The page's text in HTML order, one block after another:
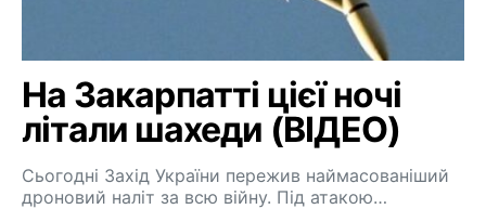
На Закарпатті цієї ночі
літали шахеди (ВІДЕО)
Сьогодні Захід України пережив наймасованіший
дроновий наліт за всю війну. Під атакою…